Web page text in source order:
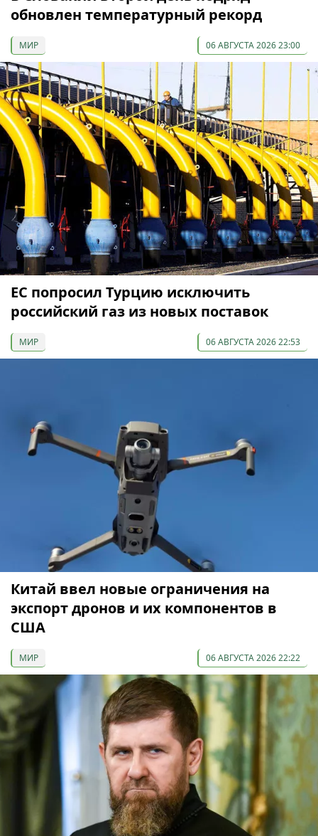
обновлен температурный рекорд
МИР 06 АВГУСТА 2026 23:00
ЕС попросил Турцию исключить
российский газ из новых поставок
МИР 06 АВГУСТА 2026 22:53
Китай ввел новые ограничения на
экспорт дронов и их компонентов в
США
МИР 06 АВГУСТА 2026 22:22